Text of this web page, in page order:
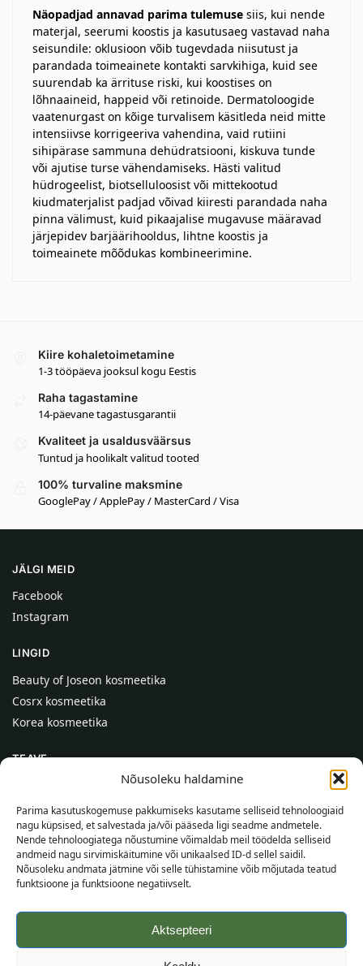
Nõusoleku haldamine
Parima kasutuskogemuse pakkumiseks kasutame selliseid tehnoloogiaid
nagu küpsised, et salvestada ja/või pääseda ligi seadme andmetele.
Nende tehnoloogiatega nõustumine võimaldab meil töödelda selliseid
andmeid nagu sirvimiskäitumine või unikaalsed ID-d sellel saidil.
Nõusoleku andmata jätmine või selle tühistamine võib mõjutada teatud
funktsioone ja funktsioone negatiivselt.
Aktsepteeri
Näopadjad annavad parima tulemuse siis, kui nende
materjal, seerumi koostis ja kasutusaeg vastavad naha
seisundile: oklusioon võib tugevdada niisutust ja
parandada toimeainete kontakti sarvkihiga, kuid see
suurendab ka ärrituse riski, kui koostises on
lõhnaaineid, happeid või retinoide. Dermatoloogide
vaatenurgast on kõige turvalisem käsitleda neid mitte
intensiivse korrigeeriva vahendina, vaid rutiini
sihipärase sammuna dehüdratsiooni, kiskuva tunde
või ajutise turse vähendamiseks. Hästi valitud
hüdrogeelist, biotselluloosist või mittekootud
kiudmaterjalist padjad võivad kiiresti parandada naha
pinna välimust, kuid pikaajalise mugavuse määravad
järjepidev barjäärihooldus, lihtne koostis ja
toimeainete mõõdukas kombineerimine.
Kiire kohaletoimetamine
1-3 tööpäeva jooksul kogu Eestis
Raha tagastamine
14-päevane tagastusgarantii
Kvaliteet ja usaldusväärsus
Tuntud ja hoolikalt valitud tooted
100% turvaline maksmine
GooglePay / ApplePay / MasterCard / Visa
JÄLGI MEID
Facebook
Instagram
LINGID
Beauty of Joseon kosmeetika
Cosrx kosmeetika
Korea kosmeetika
TEAVE
Kontaktid
Abi
TEAVE OSTJALE
Tarnetingimused
Tingimused
Veebikaart